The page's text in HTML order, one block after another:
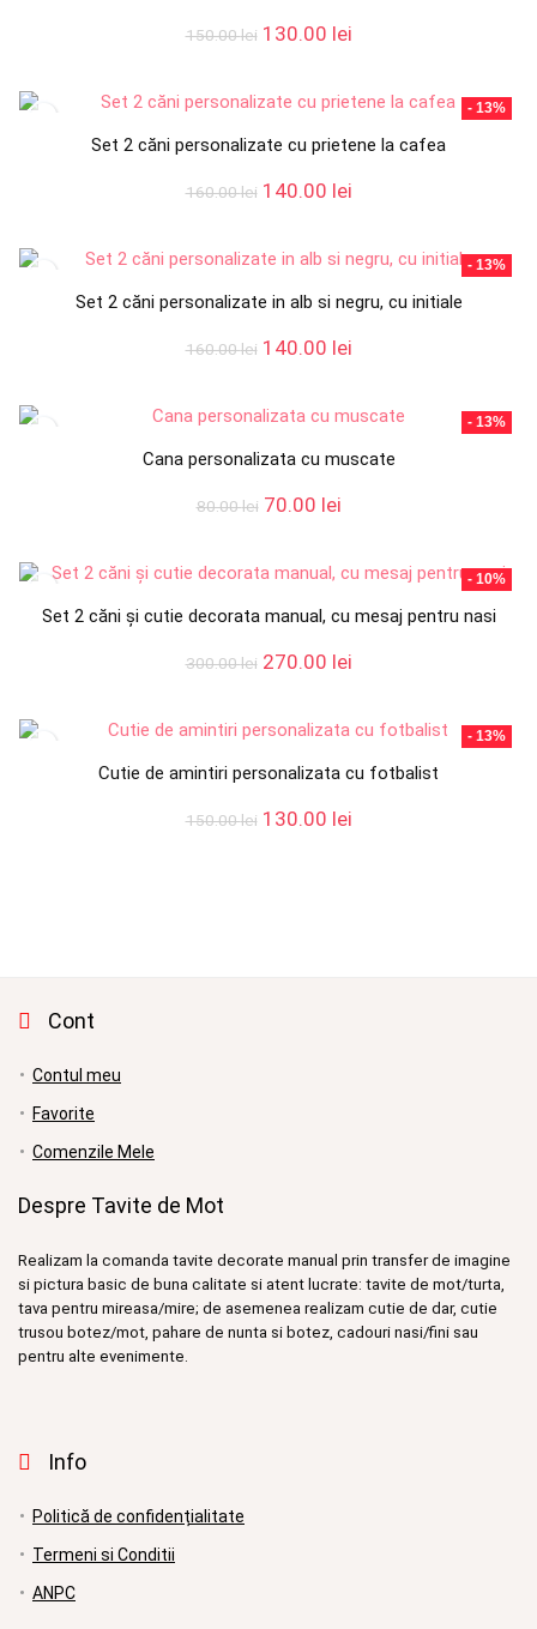
150.00lei Prețul
fost:
130.00 leiPrețul
130.00 lei.
- 13%
Set 2 căni personalizate cu prietene la cafea
160.00lei Prețul
fost:
140.00 leiPrețul
140.00 lei.
- 13%
Set 2 căni personalizate in alb si negru, cu initiale
160.00lei Prețul
fost:
140.00 leiPrețul
140.00 lei.
- 13%
Cana personalizata cu muscate
80.00lei Prețul
fost:
70.00 leiPrețul
70.00 lei.
- 10%
Set 2 căni și cutie decorata manual, cu mesaj pentru nasi
300.00lei Prețul
fost:
270.00 leiPrețul
270.00 lei.
- 13%
Cutie de amintiri personalizata cu fotbalist
150.00lei Prețul
130.00 leiPrețul
Cont
Contul meu
Favorite
Comenzile Mele
Despre Tavite de Mot
Realizam la comanda tavite decorate manual prin transfer de imagine
si pictura basic de buna calitate si atent lucrate: tavite de mot/turta,
tava pentru mireasa/mire; de asemenea realizam cutie de dar, cutie
trusou botez/mot, pahare de nunta si botez, cadouri nasi/fini sau
pentru alte evenimente.
Info
Politică de confidențialitate
Termeni si Conditii
ANPC